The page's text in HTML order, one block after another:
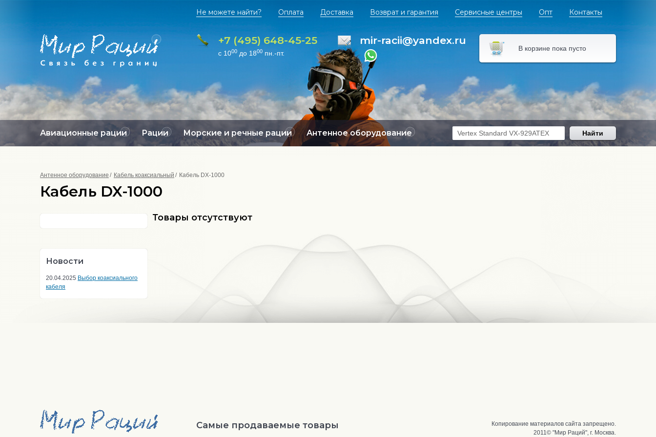
Не можете найти? Оплата Доставка Возврат и гарантия Сервисные центры Опт Контакты
+7 (495) 648-45-25
с 1000 до 1800 пн.-пт.
mir-racii@yandex.ru
В корзине пока пусто
Авиационные рации Рации Морские и речные рации Антенное оборудование Найти
Антенное оборудование Кабель коаксиальный Кабель DX-1000
Кабель DX-1000
Новости
20.04.2025 Выбор коаксиального
кабеля
Товары отсутствуют
Самые продаваемые товары
Копирование материалов сайта запрещено.
2011© "Мир Раций", г. Москва.